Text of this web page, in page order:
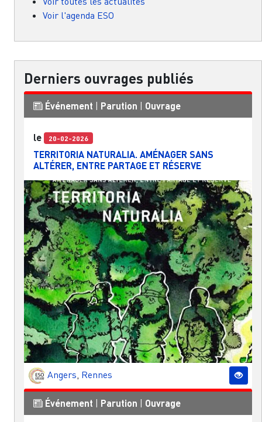
Voir l'agenda ESO
Derniers ouvrages publiés
Événement Parution Ouvrage
le 20-02-2026
TERRITORIA NATURALIA. AMÉNAGER SANS
ALTÉRER, ENTRE PARTAGE ET RÉSERVE
Angers, Rennes
Événement Parution Ouvrage